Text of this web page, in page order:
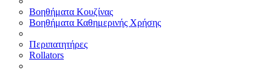
Βοηθήματα Κουζίνας
Βοηθήματα Καθημερινής Χρήσης
Περιπατητήρες
Rollators